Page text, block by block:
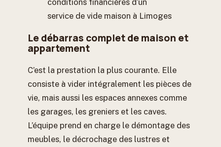
conditions financières d’un
service de vide maison à Limoges
Le débarras complet de maison et
appartement
C’est la prestation la plus courante. Elle
consiste à vider intégralement les pièces de
vie, mais aussi les espaces annexes comme
les garages, les greniers et les caves.
L’équipe prend en charge le démontage des
meubles, le décrochage des lustres et